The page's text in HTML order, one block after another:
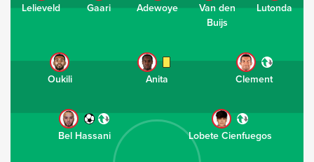
Lelieveld Gaari Adewoye
Van den
Buijs
Lutonda
Oukili Anita Clement
Bel Hassani Lobete Cienfuegos